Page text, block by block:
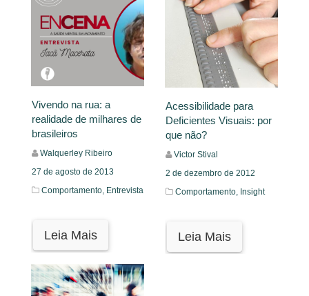
Leia Mais
Vivendo na rua: a
realidade de milhares de
brasileiros
Walquerley Ribeiro
27 de agosto de 2013
Comportamento, Entrevista
Leia Mais
Acessibilidade para
Deficientes Visuais: por
que não?
Victor Stival
2 de dezembro de 2012
Comportamento, Insight
Leia Mais